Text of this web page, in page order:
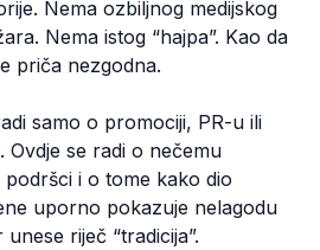
Nema ozbiljnog medijskog
Nema istog “hajpa”. Kao da
priča nezgodna.
samo o promociji, PR-u ili
Ovdje se radi o nečemu
i o tome kako dio
uporno pokazuje nelagodu
riječ “tradicija”.